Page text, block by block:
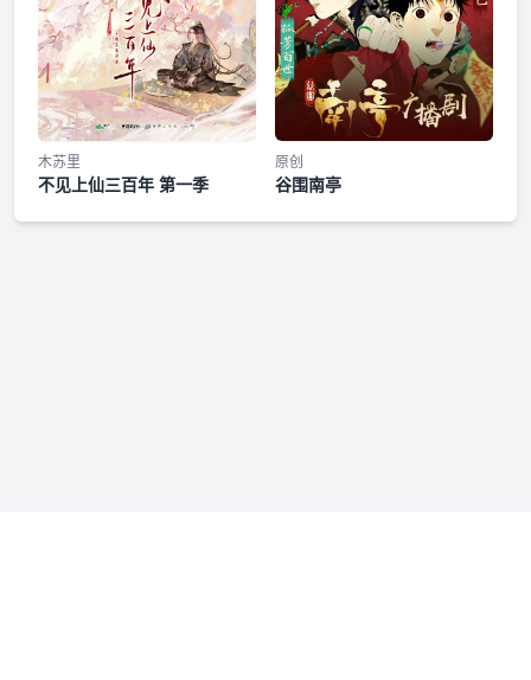
第四集
静心斋随堂考04
剧情歌《求得所》纯享版
得其所不愿隔岸观火，各自问因果 （不愿千秋万岁山河）不愿
相聚离索，得到又错过 （不愿万古长空寂寞）众生千恩万谢，
拜神佛你我舍生忘死，交一诺利刃沉默，昂首有你在侧山海曲
折，尽处便得其所见你似风月悱恻偏欲言难止强求未舍正如天
造地设，万般那一个
木苏里
不见上仙三百年 第一季
原创
谷围南亭